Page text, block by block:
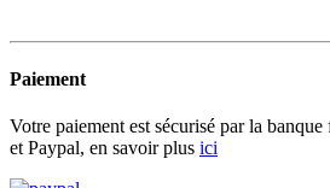
Paiement
Votre paiement est sécurisé par la
et Paypal, en savoir plus ici